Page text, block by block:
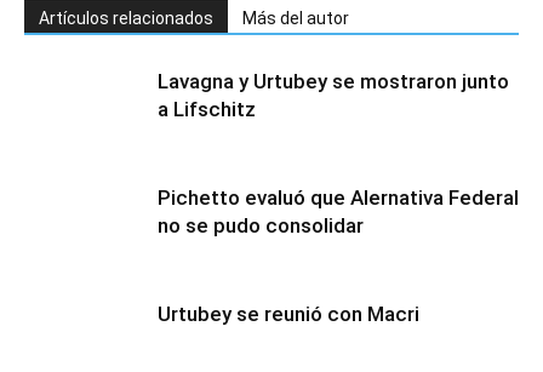
Artículos relacionados Más del autor
Lavagna y Urtubey se mostraron junto
a Lifschitz
Pichetto evaluó que Alernativa Federal
no se pudo consolidar
Urtubey se reunió con Macri